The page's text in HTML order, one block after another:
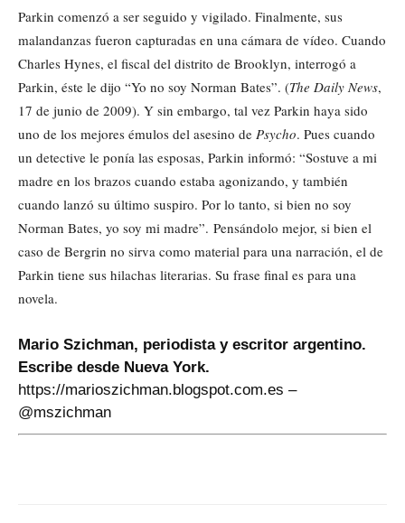
Parkin comenzó a ser seguido y vigilado. Finalmente, sus
malandanzas fueron capturadas en una cámara de vídeo. Cuando
Charles Hynes, el fiscal del distrito de Brooklyn, interrogó a
Parkin, éste le dijo “Yo no soy Norman Bates”. (The Daily News,
17 de junio de 2009). Y sin embargo, tal vez Parkin haya sido
uno de los mejores émulos del asesino de Psycho. Pues cuando
un detective le ponía las esposas, Parkin informó: “Sostuve a mi
madre en los brazos cuando estaba agonizando, y también
cuando lanzó su último suspiro. Por lo tanto, si bien no soy
Norman Bates, yo soy mi madre”. Pensándolo mejor, si bien el
caso de Bergrin no sirva como material para una narración, el de
Parkin tiene sus hilachas literarias. Su frase final es para una
novela.
Mario Szichman, periodista y escritor argentino.
Escribe desde Nueva York.
https://marioszichman.blogspot.com.es –
@mszichman